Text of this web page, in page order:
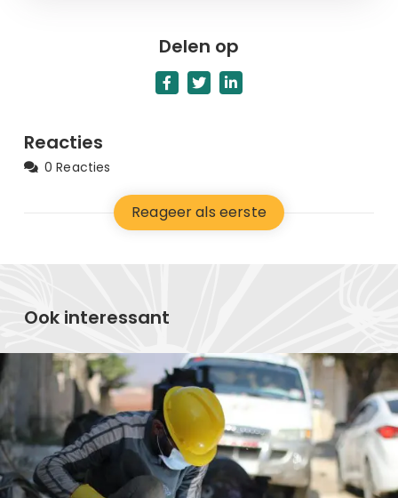
Delen op
Reacties
0 Reacties
Reageer als eerste
Ook interessant